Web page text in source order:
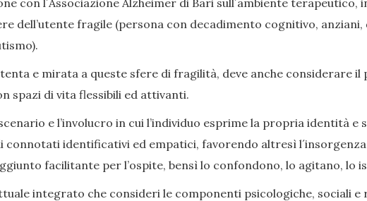
con l´Associazione Alzheimer di Bari sull´ambiente terapeutico,
dell’utente fragile (persona con decadimento cognitivo,
e mirata a queste sfere di fragilità, deve anche considerare
spazi di vita flessibili ed attivanti.
e l’involucro in cui l’individuo esprime la propria identità
identificativi ed empatici, favorendo altresì
facilitante per l’ospite, bensì lo confondono, lo agitano, lo
integrato che consideri le componenti psicologiche, sociali